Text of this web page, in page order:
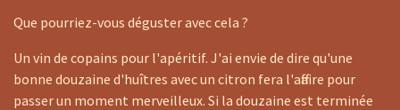
Que pourriez-vous déguster avec cela ?
Un vin de copains pour l'apéritif. J'ai envie de dire qu'une
bonne douzaine d'huîtres avec un citron fera l'affaire pour
passer un moment merveilleux. Si la douzaine est terminée